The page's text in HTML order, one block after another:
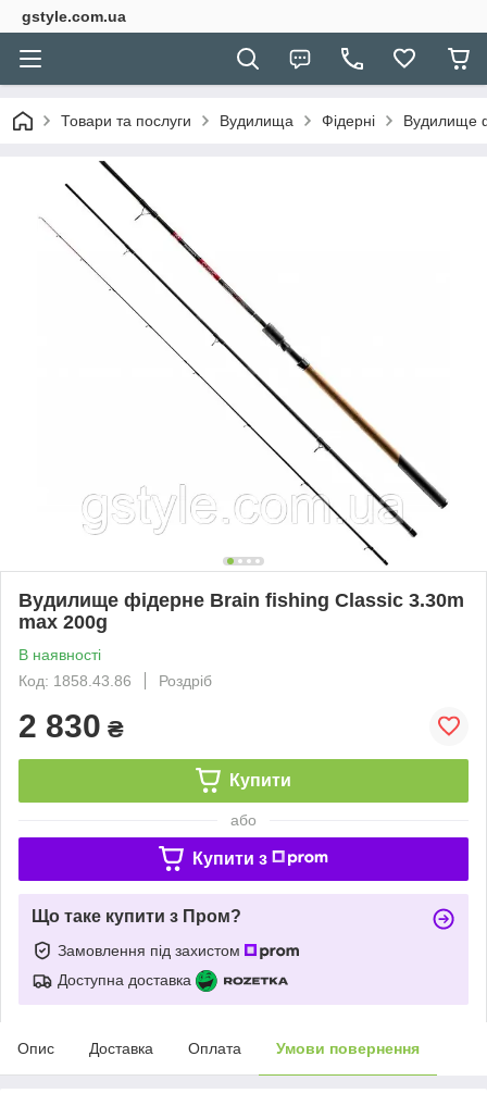
gstyle.com.ua
Товари та послуги Вудилища Фідерні Вудилище
Вудилище фідерне Brain fishing Classic 3.30m
max 200g
В наявності
Код: 1858.43.86
Роздріб
2 830 ₴
Купити
або
Купити з
Що таке купити з Пром?
Замовлення під захистом
Доступна доставка
Опис Доставка Оплата Умови повернення